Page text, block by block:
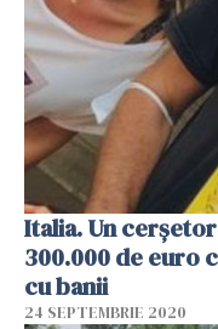
Italia. Un
300.000 de euro
cu banii
24 SEPTEMBRIE 2020